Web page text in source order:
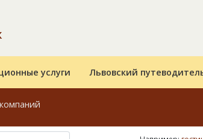
услуги Львовский